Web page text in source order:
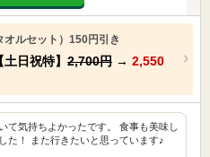
オルセット）150円引き
【土日祝特】 2,700円 → 2,550
て気持ちよかったです。 食事も美味し
た！ また行きたいと思っています♪